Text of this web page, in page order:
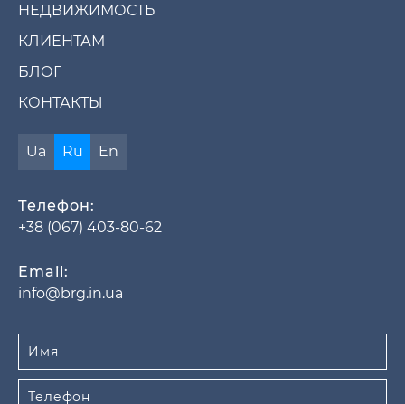
НЕДВИЖИМОСТЬ
КЛИЕНТАМ
БЛОГ
КОНТАКТЫ
Ua Ru En
Телефон:
+38 (067) 403-80-62
Email:
info@brg.in.ua